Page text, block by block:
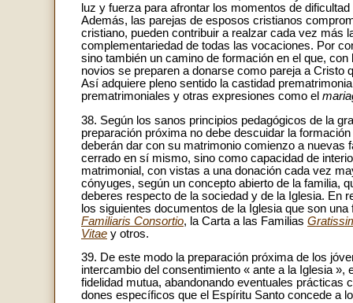
luz y fuerza para afrontar los momentos de
Además, las parejas de esposos cristianos
cristiano, pueden contribuir a realzar cada vez más
complementariedad de todas las vocaciones. Por
sino también un camino de formación en el que,
novios se preparen a donarse como pareja a Cristo
Así adquiere pleno sentido la castidad
prematrimoniales y otras expresiones como el
38. Según los sanos principios pedagógicos de la
preparación próxima no debe descuidar la
deberán dar con su matrimonio comienzo a
cerrado en sí mismo, sino como capacidad de
matrimonial, con vistas a una donación cada vez
cónyuges, según un concepto abierto de la familia,
deberes respecto de la sociedad y de la Iglesia. En
los siguientes documentos de la Iglesia que son
Familiaris Consortio, la Carta a las Familias
Vitae y otros.
39. De este modo la preparación próxima de los
intercambio del consentimiento « ante a la Iglesia
fidelidad mutua, abandonando eventuales
dones específicos que el Espíritu Santo concede a